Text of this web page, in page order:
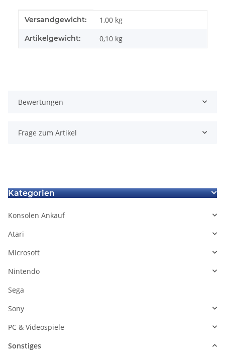
Produkteigenschaft
Wert
Versandgewicht: 1,00 kg
Artikelgewicht: 0,10 kg
Bewertungen
Frage zum Artikel
Kategorien
Konsolen Ankauf
Atari
Microsoft
Nintendo
Sega
Sony
PC & Videospiele
Sonstiges